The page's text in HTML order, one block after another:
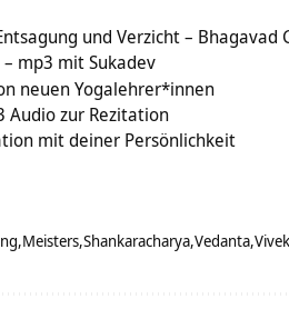
und Verzicht – Bhagavad
mp3 mit Sukadev
neuen Yogalehrer*innen
Audio zur Rezitation
mit deiner Persönlichkeit
Meisters Shankaracharya Vedanta